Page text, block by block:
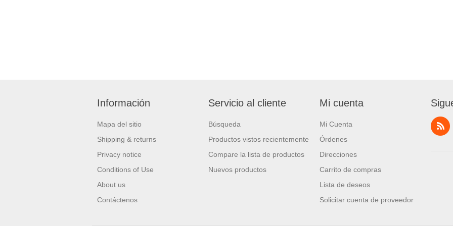
Información
Mapa del sitio
Shipping & returns
Privacy notice
Conditions of Use
About us
Contáctenos
Servicio al cliente
Búsqueda
Productos vistos recientemente
Compare la lista de productos
Nuevos productos
Mi cuenta
Mi Cuenta
Órdenes
Direcciones
Carrito de compras
Lista de deseos
Solicitar cuenta de proveedor